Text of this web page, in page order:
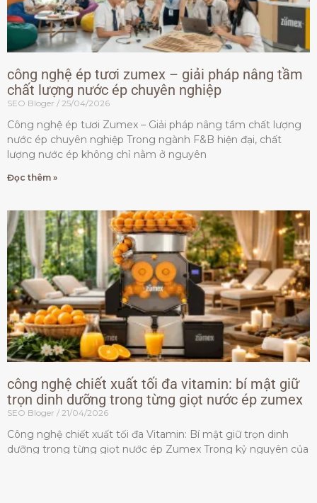
công nghệ ép tươi zumex – giải pháp nâng tầm
chất lượng nước ép chuyên nghiệp
SEO Bloger 25/04/2026
Công nghệ ép tươi Zumex – Giải pháp nâng tầm chất lượng
nước ép chuyên nghiệp Trong ngành F&B hiện đại, chất
lượng nước ép không chỉ nằm ở nguyên
Đọc thêm »
công nghệ chiết xuất tối đa vitamin: bí mật giữ
trọn dinh dưỡng trong từng giọt nước ép zumex
SEO Bloger 21/04/2026
Công nghệ chiết xuất tối đa Vitamin: Bí mật giữ trọn dinh
dưỡng trong từng giọt nước ép Zumex Trong kỷ nguyên của